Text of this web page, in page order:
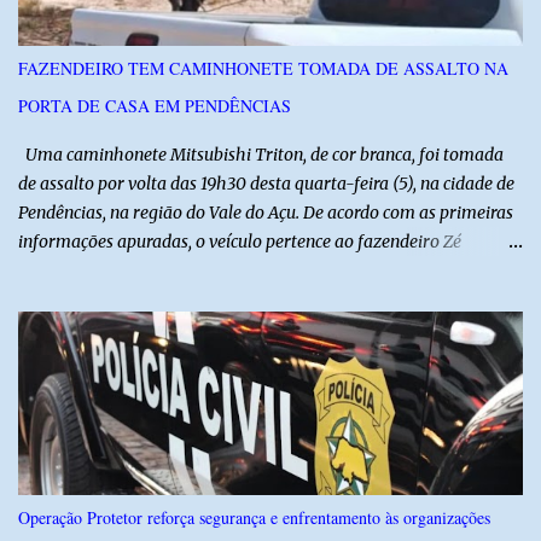
referência na fruticultura irrigada, promovendo conhecimento,
inovação e oportunidades para o desenvolvimento do agronegócio
potiguar. @associacaodiba
FAZENDEIRO TEM CAMINHONETE TOMADA DE ASSALTO NA
PORTA DE CASA EM PENDÊNCIAS
Uma caminhonete Mitsubishi Triton, de cor branca, foi tomada
de assalto por volta das 19h30 desta quarta-feira (5), na cidade de
Pendências, na região do Vale do Açu. De acordo com as primeiras
informações apuradas, o veículo pertence ao fazendeiro Zé
anunciaram o assalto no momento em que ela estava em frente à
residência, no Centro da cidade. Ainda conforme relatos de
testemunhas, os suspeitos utilizavam roupas semelhantes a
uniformes de empresa, o que pode ter ajudado a não despertar
suspeitas antes da abordagem. Após a ação criminosa, a dupla
fugiu levando a caminhonete em direção ainda desconhecida. A
Polícia Militar foi acionada logo após o crime e realiza diligências
na região na tentativa de localizar o veículo e identificar os
Operação Protetor reforça segurança e enfrentamento às organizações